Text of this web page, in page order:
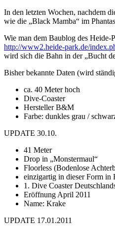
In den letzten Wochen, nachdem
wie die „Black Mamba“ im
Wie man dem Baublog des Heide-
http://www2.heide-park.de/
wird sich die Bahn in der „Bucht
Bisher bekannte Daten (wird
ca. 40 Meter hoch
Dive-Coaster
Hersteller B&M
Farbe: dunkles grau /
UPDATE 30.10.
41 Meter
Drop in „Monstermaul“
Floorless (Bodenlose
einzigartig in dieser Form in
1. Dive Coaster
Eröffnung April 2011
Name: Krake
UPDATE 17.01.2011